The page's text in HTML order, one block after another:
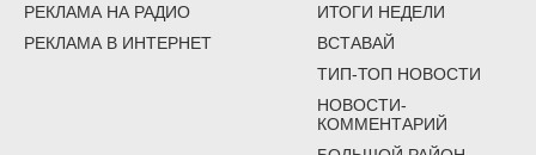
РЕКЛАМА НА РАДИО
РЕКЛАМА В ИНТЕРНЕТ
ИТОГИ НЕДЕЛИ
ВСТАВАЙ
ТИП-ТОП НОВОСТИ
НОВОСТИ-
КОММЕНТАРИЙ